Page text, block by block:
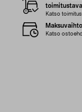
Katso
Katso